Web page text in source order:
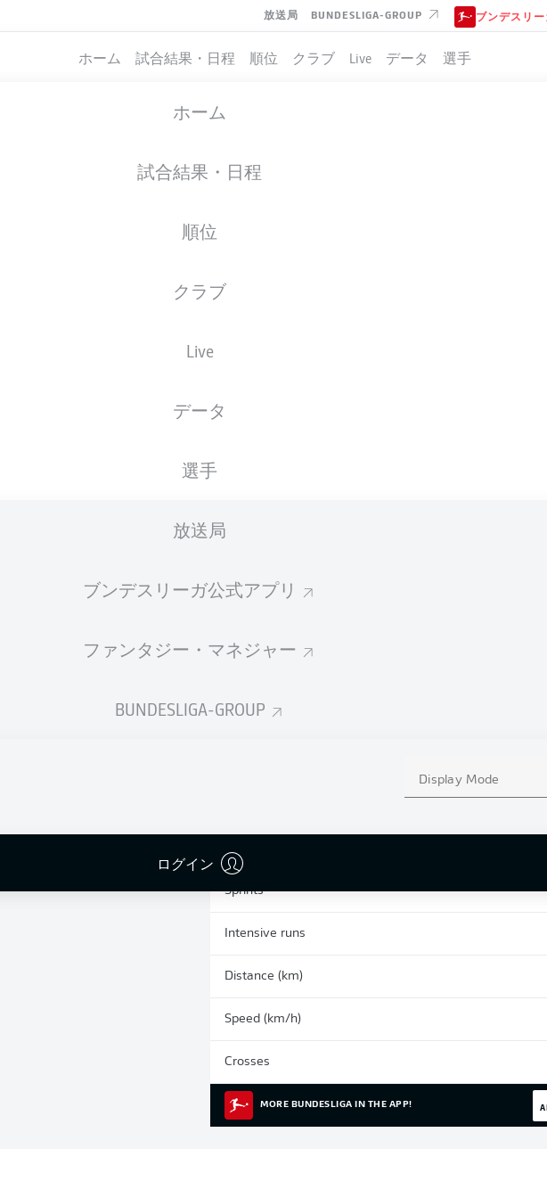
放送局 BUNDESLIGA-GROUP ブンデスリ
ホーム 試合結果・日程 順位 クラブ Live データ 選手
ホーム
試合結果・日程
順位
クラブ
Live
データ
選手
放送局
ブンデスリーガ公式アプリ
ファンタジー・マネジャー
BUNDESLIGA-GROUP
Display Mode
ログイン
15.06.1994
統計 シーズン 2026/2027
Sprints
Intensive runs
Distance (km)
Speed (km/h)
Crosses
MORE BUNDESLIGA IN THE APP!